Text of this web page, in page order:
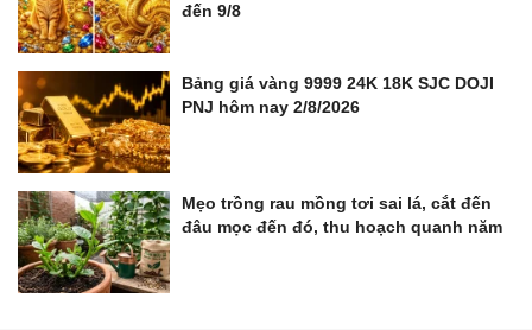
đến 9/8
Bảng giá vàng 9999 24K 18K SJC DOJI
PNJ hôm nay 2/8/2026
Mẹo trồng rau mồng tơi sai lá, cắt đến
đâu mọc đến đó, thu hoạch quanh năm